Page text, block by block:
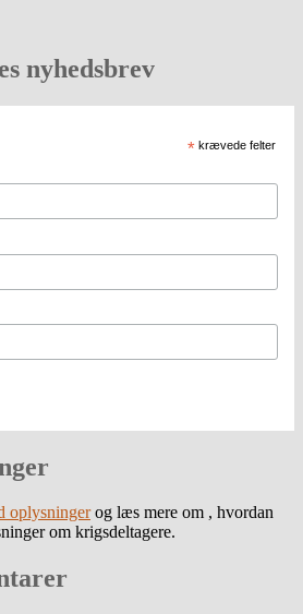
nyhedsbrev
* krævede felter
oplysningerog læs mere om , hvordan
om krigsdeltagere.